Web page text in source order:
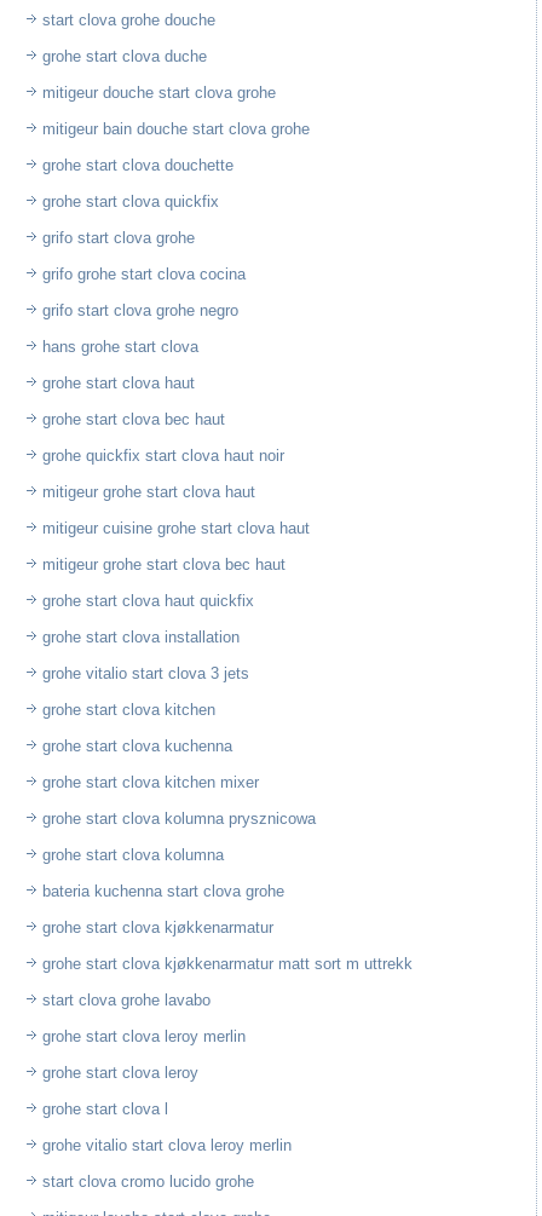
start clova grohe douche
grohe start clova duche
mitigeur douche start clova grohe
mitigeur bain douche start clova grohe
grohe start clova douchette
grohe start clova quickfix
grifo start clova grohe
grifo grohe start clova cocina
grifo start clova grohe negro
hans grohe start clova
grohe start clova haut
grohe start clova bec haut
grohe quickfix start clova haut noir
mitigeur grohe start clova haut
mitigeur cuisine grohe start clova haut
mitigeur grohe start clova bec haut
grohe start clova haut quickfix
grohe start clova installation
grohe vitalio start clova 3 jets
grohe start clova kitchen
grohe start clova kuchenna
grohe start clova kitchen mixer
grohe start clova kolumna prysznicowa
grohe start clova kolumna
bateria kuchenna start clova grohe
grohe start clova kjøkkenarmatur
grohe start clova kjøkkenarmatur matt sort m uttrekk
start clova grohe lavabo
grohe start clova leroy merlin
grohe start clova leroy
grohe start clova l
grohe vitalio start clova leroy merlin
start clova cromo lucido grohe